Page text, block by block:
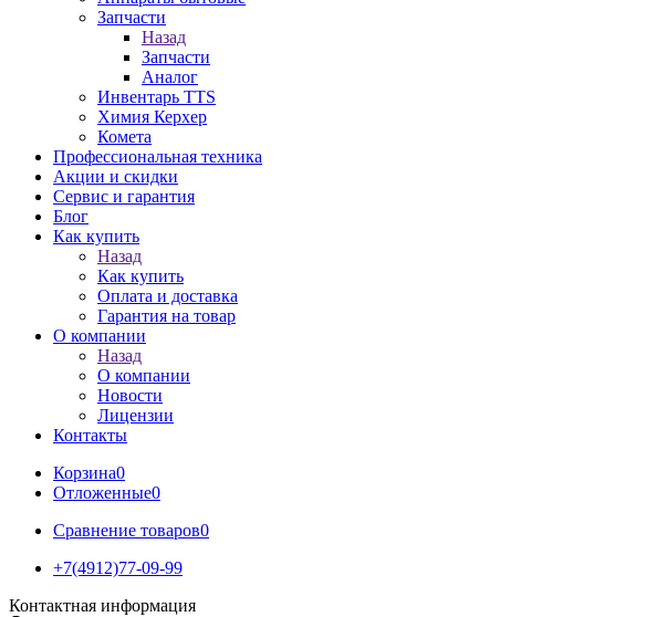
Запчасти
Назад
Запчасти
Аналог
Инвентарь TTS
Химия Керхер
Комета
Профессиональная техника
Акции и скидки
Сервис и гарантия
Блог
Как купить
Назад
Как купить
Оплата и доставка
Гарантия на товар
О компании
Назад
О компании
Новости
Лицензии
Контакты
Корзина0
Отложенные0
Сравнение товаров0
+7(4912)77-09-99
Контактная информация